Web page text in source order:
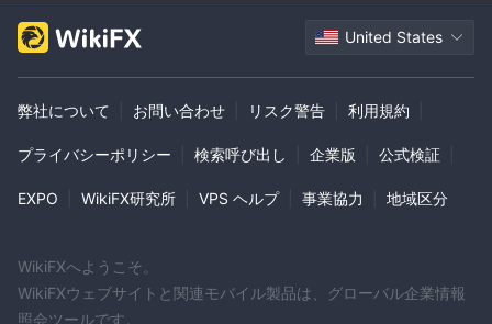
United States
弊社について お問い合わせ リスク警告 利用規約
プライバシーポリシー 検索呼び出し 企業版 公式検証
EXPO WikiFX研究所 VPS ヘルプ 事業協力 地域区分
WikiFXへようこそ。
WikiFXウェブサイトと関連モバイル製品は、グローバル企業情報
照会ツールです。